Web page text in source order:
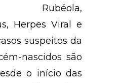
Rubéola,
Herpes Viral e
suspeitos da
nascidos são
o início das